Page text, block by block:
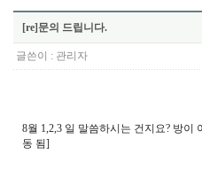
[re]문의 드립니다.
글쓴이 : 관리자
8월 1,2,3 일 말씀하시는 건지요? 방이
동 됨]